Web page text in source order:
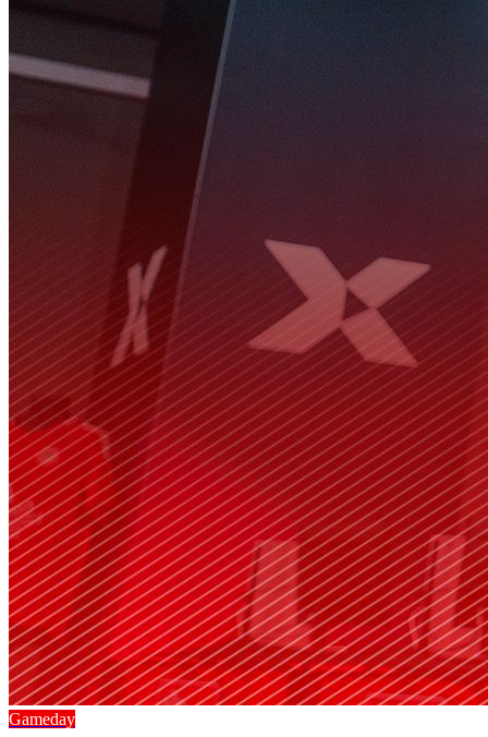
Gameday